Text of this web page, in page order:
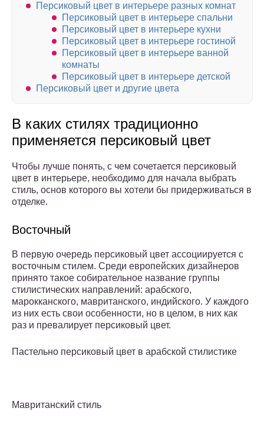
Персиковый цвет в интерьере разных комнат
Персиковый цвет в интерьере спальни
Персиковый цвет в интерьере кухни
Персиковый цвет в интерьере гостиной
Персиковый цвет в интерьере ванной
комнаты
Персиковый цвет в интерьере детской
Персиковый цвет и другие цвета
В каких стилях традиционно
применяется персиковый цвет
Чтобы лучше понять, с чем сочетается персиковый
цвет в интерьере, необходимо для начала выбрать
стиль, основ которого вы хотели бы придерживаться в
отделке.
Восточный
В первую очередь персиковый цвет ассоциируется с
восточным стилем. Среди европейских дизайнеров
принято такое собирательное название группы
стилистических направлений: арабского,
марокканского, мавританского, индийского. У каждого
из них есть свои особенности, но в целом, в них как
раз и превалирует персиковый цвет.
Пастельно персиковый цвет в арабской стилистике
Мавританский стиль